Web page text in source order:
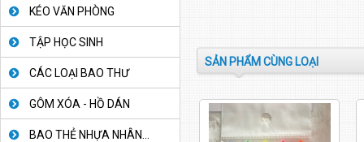
KÉO VĂN PHÒNG
TẬP HỌC SINH
CÁC LOẠI BAO THƯ
GÔM XÓA - HỒ DÁN
BAO THẺ NHỰA NHÂN...
SẢN PHẨM CÙNG LOẠI